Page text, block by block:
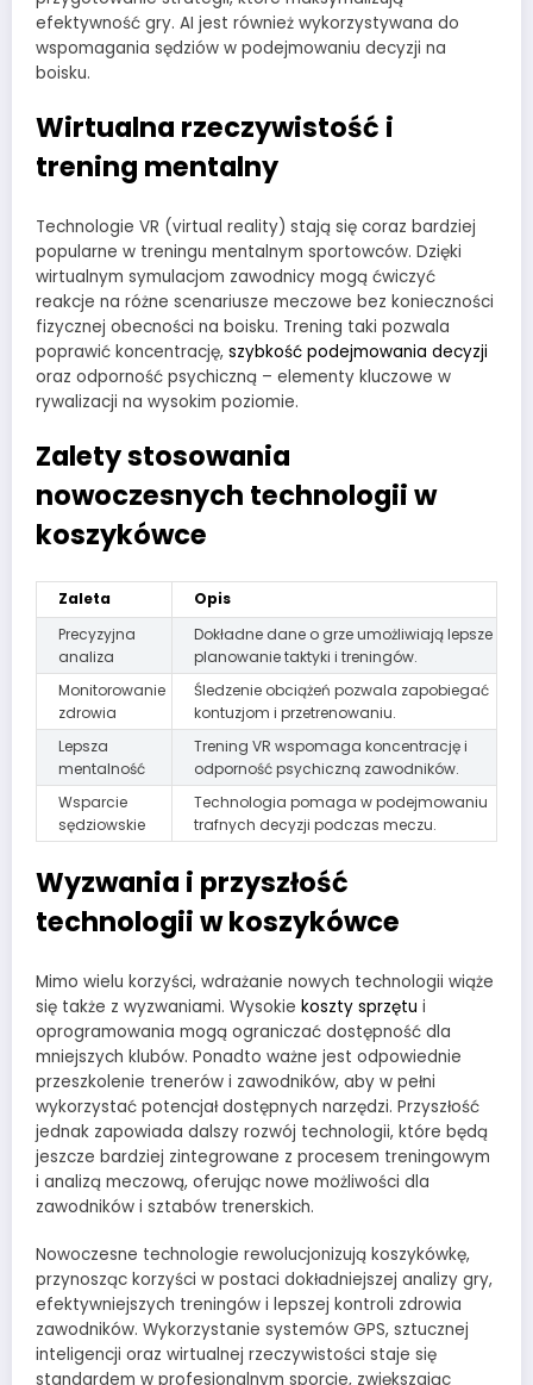
efektywność gry. AI jest również wykorzystywana do
wspomagania sędziów w podejmowaniu decyzji na
boisku.
Wirtualna rzeczywistość i
trening mentalny
Technologie VR (virtual reality) stają się coraz bardziej
popularne w treningu mentalnym sportowców. Dzięki
wirtualnym symulacjom zawodnicy mogą ćwiczyć
reakcje na różne scenariusze meczowe bez konieczności
fizycznej obecności na boisku. Trening taki pozwala
poprawić koncentrację, szybkość podejmowania decyzji
oraz odporność psychiczną – elementy kluczowe w
rywalizacji na wysokim poziomie.
Zalety stosowania
nowoczesnych technologii w
koszykówce
Zaleta
Opis
Precyzyjna
analiza
Dokładne dane o grze umożliwiają lepsze
planowanie taktyki i treningów.
Monitorowanie
zdrowia
Śledzenie obciążeń pozwala zapobiegać
kontuzjom i przetrenowaniu.
Lepsza
mentalność
Trening VR wspomaga koncentrację i
odporność psychiczną zawodników.
Wsparcie
sędziowskie
Technologia pomaga w podejmowaniu
trafnych decyzji podczas meczu.
Wyzwania i przyszłość
technologii w koszykówce
Mimo wielu korzyści, wdrażanie nowych technologii wiąże
się także z wyzwaniami. Wysokie koszty sprzętu i
oprogramowania mogą ograniczać dostępność dla
mniejszych klubów. Ponadto ważne jest odpowiednie
przeszkolenie trenerów i zawodników, aby w pełni
wykorzystać potencjał dostępnych narzędzi. Przyszłość
jednak zapowiada dalszy rozwój technologii, które będą
jeszcze bardziej zintegrowane z procesem treningowym
i analizą meczową, oferując nowe możliwości dla
zawodników i sztabów trenerskich.
Nowoczesne technologie rewolucjonizują koszykówkę,
przynosząc korzyści w postaci dokładniejszej analizy gry,
efektywniejszych treningów i lepszej kontroli zdrowia
zawodników. Wykorzystanie systemów GPS, sztucznej
inteligencji oraz wirtualnej rzeczywistości staje się
standardem w profesjonalnym sporcie, zwiększając